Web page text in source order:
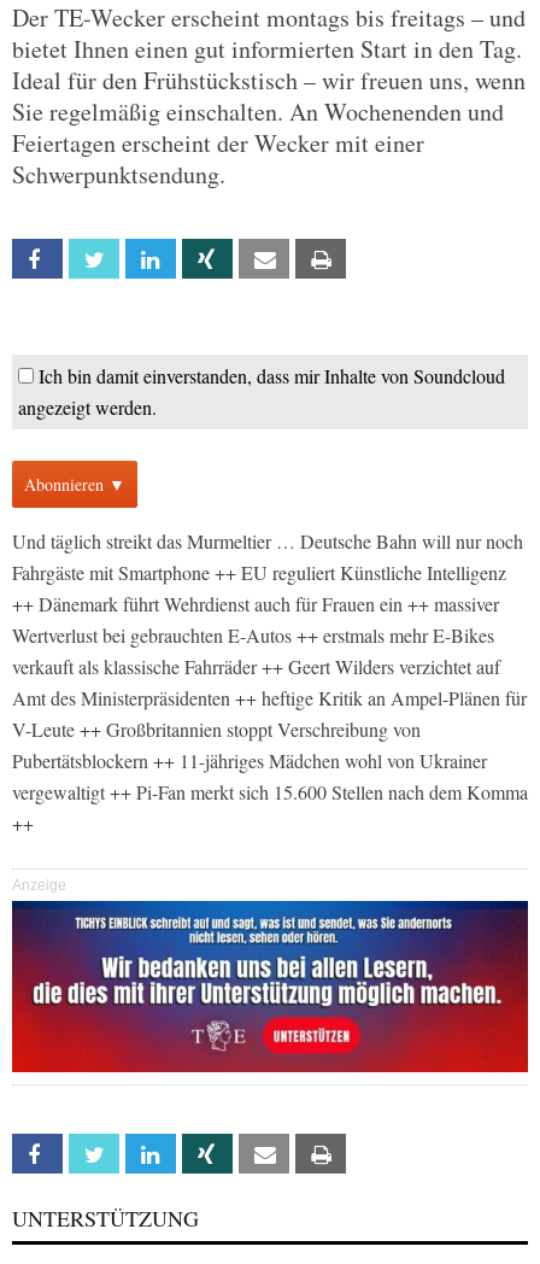
Der TE-Wecker erscheint montags bis freitags – und
bietet Ihnen einen gut informierten Start in den Tag.
Ideal für den Frühstückstisch – wir freuen uns, wenn
Sie regelmäßig einschalten. An Wochenenden und
Feiertagen erscheint der Wecker mit einer
Schwerpunktsendung.
Facebook Twitter Linkedin Xing Email
Ich bin damit einverstanden, dass mir Inhalte von Soundcloud
angezeigt werden.
Abonnieren ▼
Und täglich streikt das Murmeltier … Deutsche Bahn will nur noch
Fahrgäste mit Smartphone ++ EU reguliert Künstliche Intelligenz
++ Dänemark führt Wehrdienst auch für Frauen ein ++ massiver
Wertverlust bei gebrauchten E-Autos ++ erstmals mehr E-Bikes
verkauft als klassische Fahrräder ++ Geert Wilders verzichtet auf
Amt des Ministerpräsidenten ++ heftige Kritik an Ampel-Plänen für
V-Leute ++ Großbritannien stoppt Verschreibung von
Pubertätsblockern ++ 11-jähriges Mädchen wohl von Ukrainer
vergewaltigt ++ Pi-Fan merkt sich 15.600 Stellen nach dem Komma
++
Anzeige
Facebook Twitter Linkedin Xing Email
UNTERSTÜTZUNG